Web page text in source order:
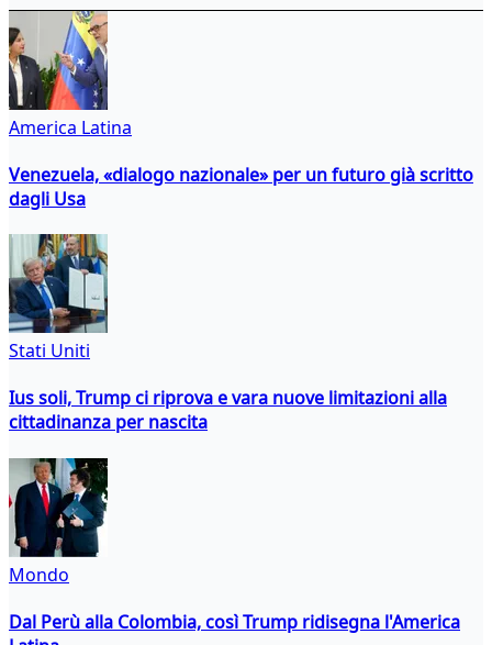
America Latina
Venezuela, «dialogo nazionale» per un futuro già scritto
dagli Usa
Stati Uniti
Ius soli, Trump ci riprova e vara nuove limitazioni alla
cittadinanza per nascita
Mondo
Dal Perù alla Colombia, così Trump ridisegna l'America